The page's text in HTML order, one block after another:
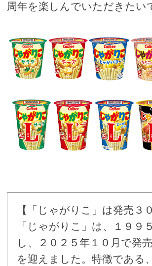
周年を楽しんでいただきたい
【「じゃがりこ」は発売３
「じゃがりこ」は、１９９
し、２０２５年１０月で発
を迎えました。特徴である